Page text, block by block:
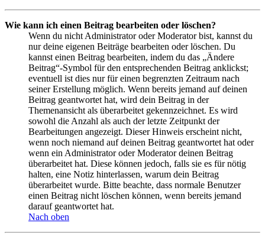
Wie kann ich einen Beitrag bearbeiten oder löschen?
Wenn du nicht Administrator oder Moderator bist, kannst du
nur deine eigenen Beiträge bearbeiten oder löschen. Du
kannst einen Beitrag bearbeiten, indem du das „Ändere
Beitrag“-Symbol für den entsprechenden Beitrag anklickst;
eventuell ist dies nur für einen begrenzten Zeitraum nach
seiner Erstellung möglich. Wenn bereits jemand auf deinen
Beitrag geantwortet hat, wird dein Beitrag in der
Themenansicht als überarbeitet gekennzeichnet. Es wird
sowohl die Anzahl als auch der letzte Zeitpunkt der
Bearbeitungen angezeigt. Dieser Hinweis erscheint nicht,
wenn noch niemand auf deinen Beitrag geantwortet hat oder
wenn ein Administrator oder Moderator deinen Beitrag
überarbeitet hat. Diese können jedoch, falls sie es für nötig
halten, eine Notiz hinterlassen, warum dein Beitrag
überarbeitet wurde. Bitte beachte, dass normale Benutzer
einen Beitrag nicht löschen können, wenn bereits jemand
darauf geantwortet hat.
Nach oben